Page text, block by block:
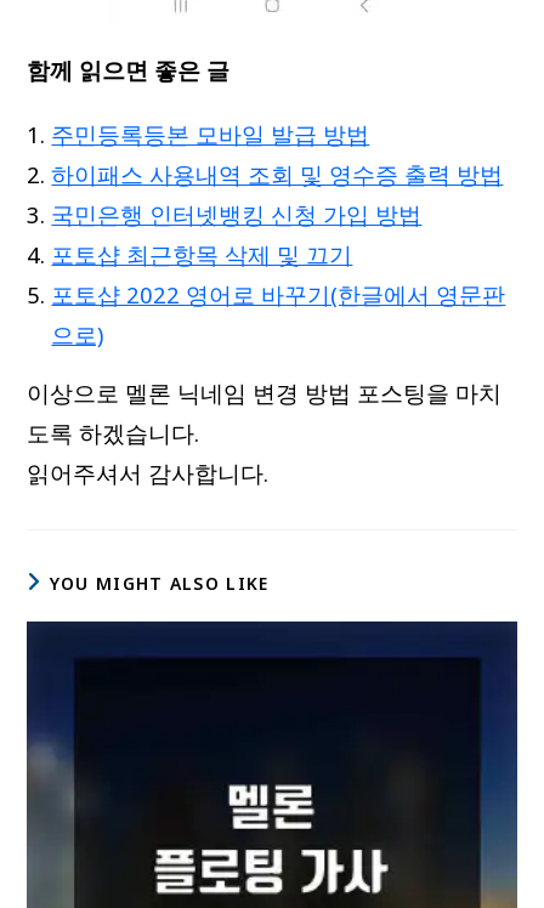
함께 읽으면 좋은 글
주민등록등본 모바일 발급 방법
하이패스 사용내역 조회 및 영수증 출력 방법
국민은행 인터넷뱅킹 신청 가입 방법
포토샵 최근항목 삭제 및 끄기
포토샵 2022 영어로 바꾸기(한글에서 영문판
으로)
이상으로 멜론 닉네임 변경 방법 포스팅을 마치
도록 하겠습니다.
읽어주셔서 감사합니다.
YOU MIGHT ALSO LIKE